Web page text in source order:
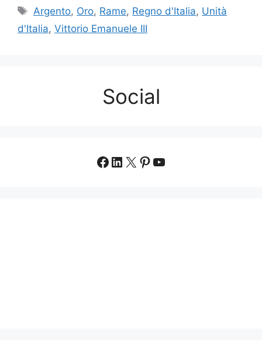
Tag
Argento, Oro, Rame, Regno d'Italia, Unità
d'Italia, Vittorio Emanuele III
Social
Facebook
LinkedIn
X Pinterest
YouTube